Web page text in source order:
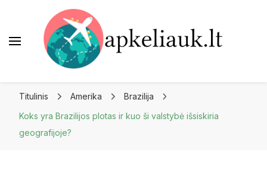
Titulinis Amerika
Brazilija
Koks yra Brazilijos plotas ir kuo ši valstybė išsiskiria
geografijoje?